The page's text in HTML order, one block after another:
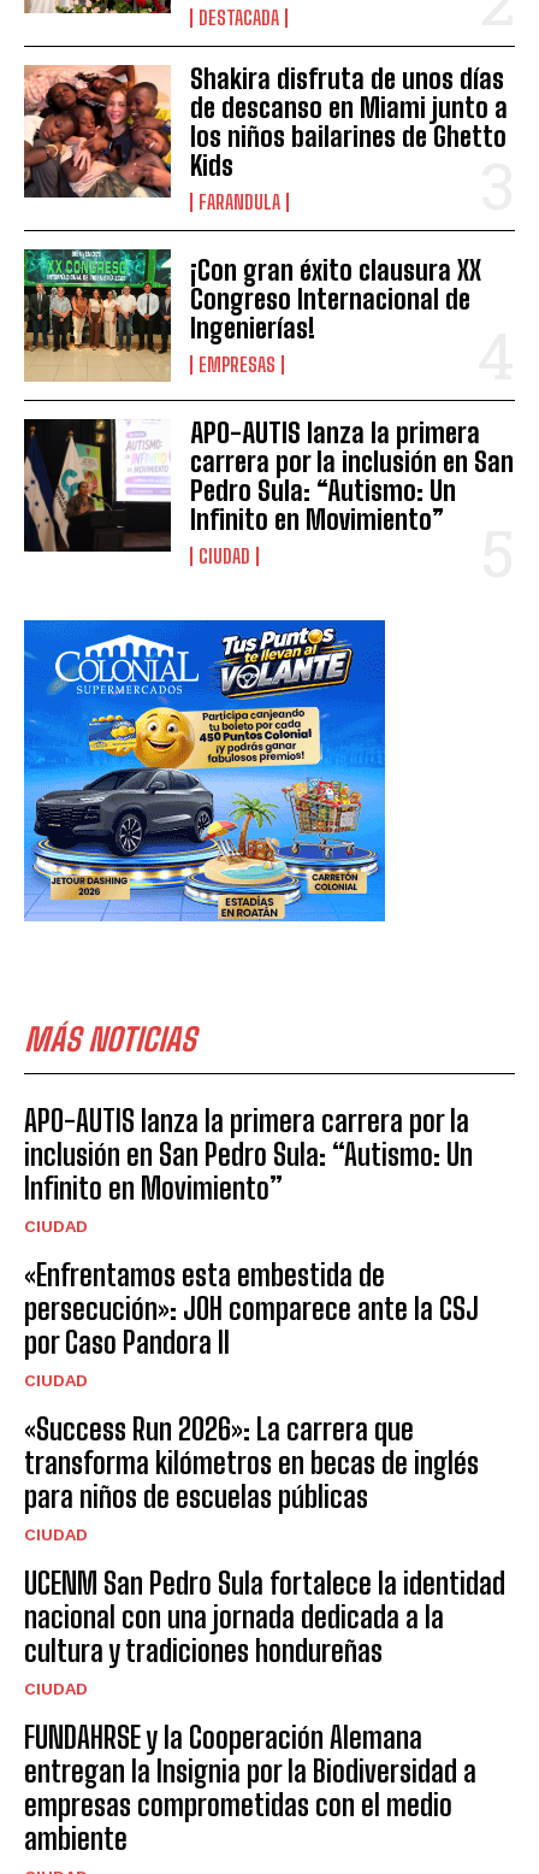
DESTACADA
Shakira disfruta de unos días
de descanso en Miami junto a
los niños bailarines de Ghetto
Kids
FARANDULA
¡Con gran éxito clausura XX
Congreso Internacional de
Ingenierías!
EMPRESAS
APO-AUTIS lanza la primera
carrera por la inclusión en San
Pedro Sula: “Autismo: Un
Infinito en Movimiento”
CIUDAD
MÁS NOTICIAS
APO-AUTIS lanza la primera carrera por la
inclusión en San Pedro Sula: “Autismo: Un
Infinito en Movimiento”
CIUDAD
«Enfrentamos esta embestida de
persecución»: JOH comparece ante la CSJ
por Caso Pandora II
CIUDAD
«Success Run 2026»: La carrera que
transforma kilómetros en becas de inglés
para niños de escuelas públicas
CIUDAD
UCENM San Pedro Sula fortalece la identidad
nacional con una jornada dedicada a la
cultura y tradiciones hondureñas
CIUDAD
FUNDAHRSE y la Cooperación Alemana
entregan la Insignia por la Biodiversidad a
empresas comprometidas con el medio
ambiente